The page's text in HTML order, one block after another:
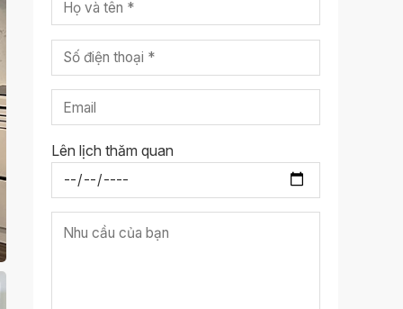
Lên lịch thăm quan